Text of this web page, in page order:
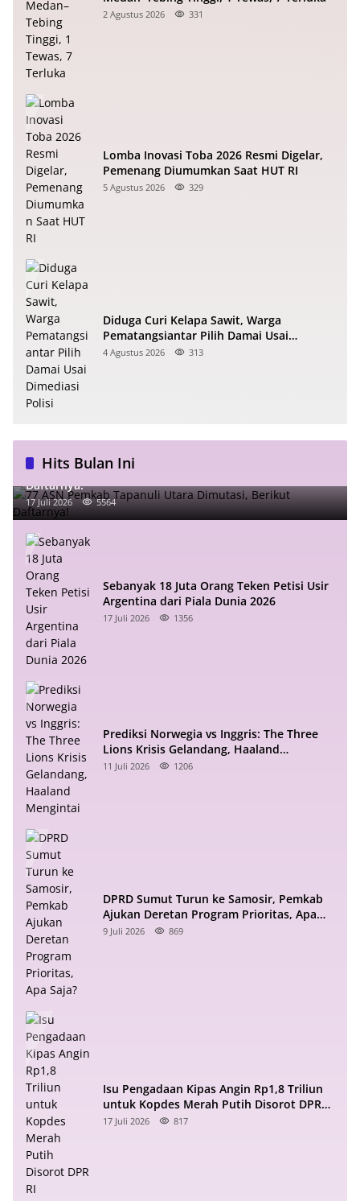
2 Agustus 2026 331
Lomba Inovasi Toba 2026 Resmi Digelar,
Pemenang Diumumkan Saat HUT RI
5 Agustus 2026 329
Diduga Curi Kelapa Sawit, Warga
Pematangsiantar Pilih Damai Usai
Dimediasi Polisi
4 Agustus 2026 313
Hits Bulan Ini
77 ASN Pemkab Tapanuli Utara Dimutasi, Berikut
Daftarnya!
17 Juli 2026 5564
Sebanyak 18 Juta Orang Teken Petisi Usir
Argentina dari Piala Dunia 2026
17 Juli 2026 1356
Prediksi Norwegia vs Inggris: The Three
Lions Krisis Gelandang, Haaland
Mengintai
11 Juli 2026 1206
DPRD Sumut Turun ke Samosir, Pemkab
Ajukan Deretan Program Prioritas, Apa
Saja?
9 Juli 2026 869
Isu Pengadaan Kipas Angin Rp1,8 Triliun
untuk Kopdes Merah Putih Disorot DPR
RI
17 Juli 2026 817